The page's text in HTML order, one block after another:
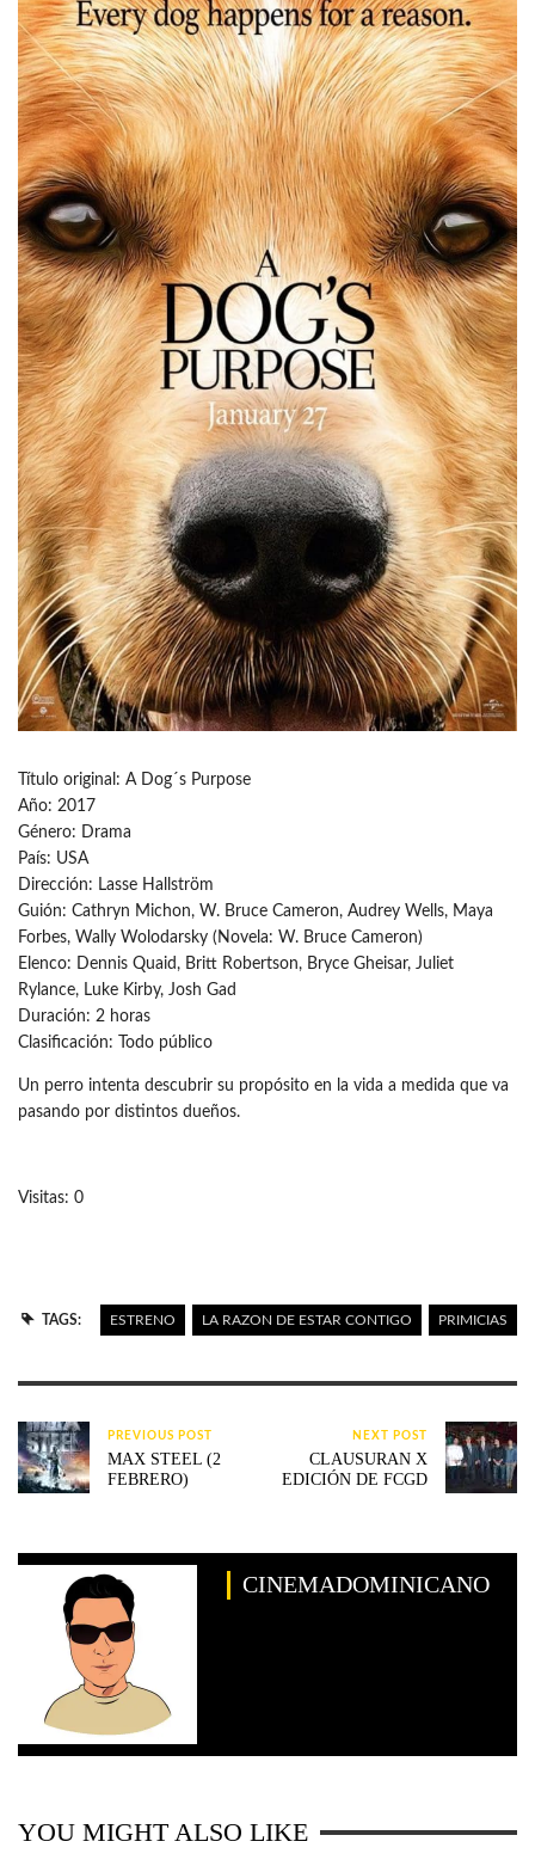
Título original: A Dog´s Purpose
Año: 2017
Género: Drama
País: USA
Dirección: Lasse Hallström
Guión: Cathryn Michon, W. Bruce Cameron, Audrey Wells, Maya
Forbes, Wally Wolodarsky (Novela: W. Bruce Cameron)
Elenco: Dennis Quaid, Britt Robertson, Bryce Gheisar, Juliet
Rylance, Luke Kirby, Josh Gad
Duración: 2 horas
Clasificación: Todo público
Un perro intenta descubrir su propósito en la vida a medida que va
pasando por distintos dueños.
Visitas: 0
TAGS: ESTRENO LA RAZON DE ESTAR CONTIGO PRIMICIAS
PREVIOUS POST
MAX STEEL (2
FEBRERO)
NEXT POST
CLAUSURAN X
EDICIÓN DE FCGD
CINEMADOMINICANO
YOU MIGHT ALSO LIKE